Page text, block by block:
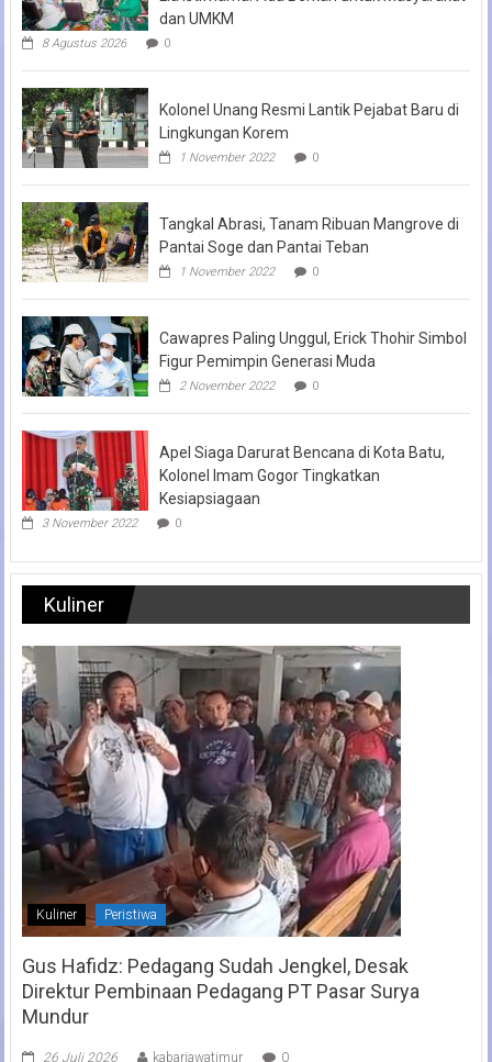
dan UMKM
8 Agustus 2026 0
Kolonel Unang Resmi Lantik Pejabat Baru di
Lingkungan Korem
1 November 2022 0
Tangkal Abrasi, Tanam Ribuan Mangrove di
Pantai Soge dan Pantai Teban
1 November 2022 0
Cawapres Paling Unggul, Erick Thohir Simbol
Figur Pemimpin Generasi Muda
2 November 2022 0
Apel Siaga Darurat Bencana di Kota Batu,
Kolonel Imam Gogor Tingkatkan
Kesiapsiagaan
3 November 2022 0
Kuliner
Kuliner Peristiwa
Gus Hafidz: Pedagang Sudah Jengkel, Desak
Direktur Pembinaan Pedagang PT Pasar Surya
Mundur
26 Juli 2026 kabarjawatimur 0